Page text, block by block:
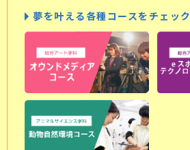
夢を叶える各種コースをチェック